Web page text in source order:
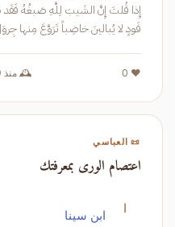
فَودٍ لا يُبالينَ خاضِباً تَرَوَّعَ مِنها جِروَلٌ وَالنَوابِغُ
❤️ 0 🕰️ منذ 969 عام
📜 العباسي
اعتصام الورى بمعرفتك
ا ابن سينا